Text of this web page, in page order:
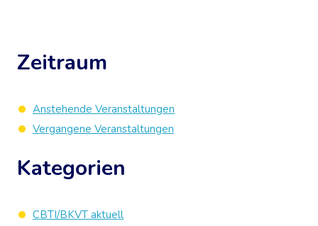
Zeitraum
Anstehende Veranstaltungen
Vergangene Veranstaltungen
Kategorien
CBTI/BKVT aktuell